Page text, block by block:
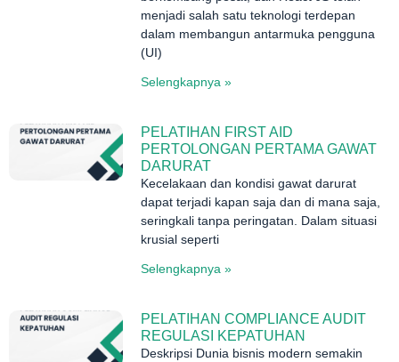
menjadi salah satu teknologi terdepan
dalam membangun antarmuka pengguna
(UI)
Selengkapnya »
PELATIHAN FIRST AID
PERTOLONGAN PERTAMA GAWAT
DARURAT
Kecelakaan dan kondisi gawat darurat
dapat terjadi kapan saja dan di mana saja,
seringkali tanpa peringatan. Dalam situasi
krusial seperti
Selengkapnya »
PELATIHAN COMPLIANCE AUDIT
REGULASI KEPATUHAN
Deskripsi Dunia bisnis modern semakin